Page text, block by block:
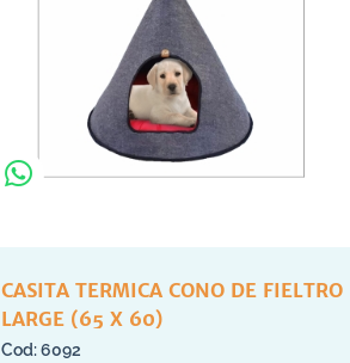
CASITA TERMICA CONO DE FIELTRO
LARGE (65 X 60)
6092